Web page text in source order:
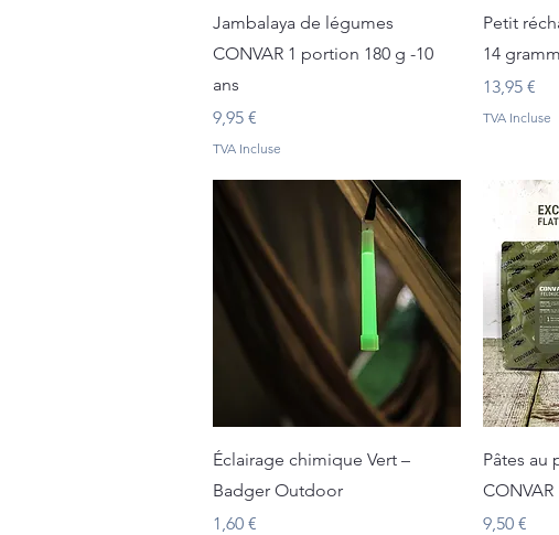
Aperçu rapide
Jambalaya de légumes
CONVAR 1 portion 180 g -10
ans
Prix
9,95 €
TVA Incluse
Petit
14
Prix
13,95 €
TVA Incluse
Aperçu rapide
Éclairage chimique Vert –
Badger Outdoor
Prix
1,60 €
Pâtes au
CONVAR
Prix
9,50 €